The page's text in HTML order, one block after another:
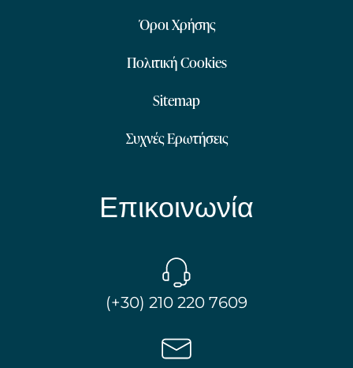
Όροι Χρήσης
Πολιτική Cookies
Sitemap
Συχνές Ερωτήσεις
Επικοινωνία
(+30) 210 220 7609